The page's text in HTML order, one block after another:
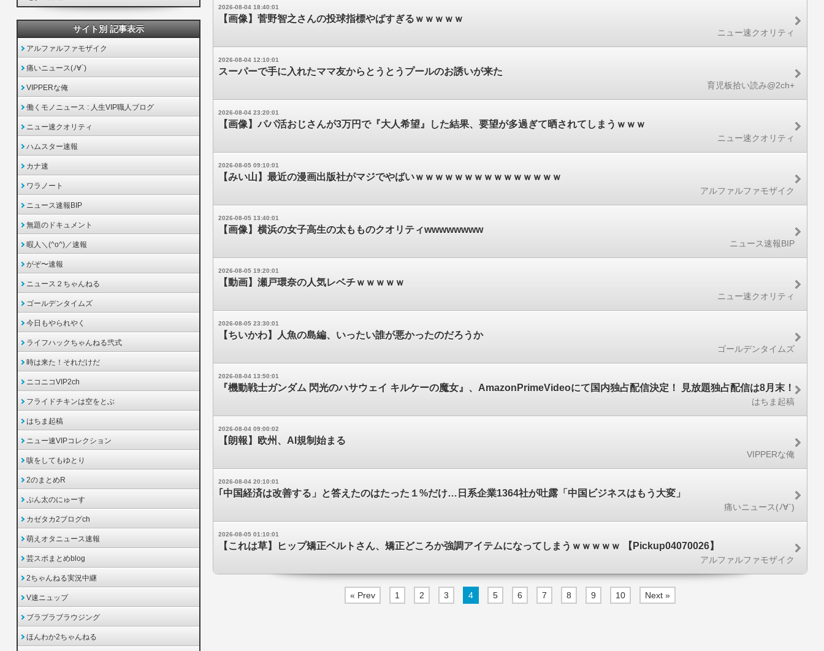
2026-08-04 18:40:01
【画像】菅野智之さんの投球指標やばすぎるｗｗｗｗｗ
ニュー速クオリティ
2026-08-04 12:10:01
スーパーで手に入れたママ友からとうとうプールのお誘いが来た
育児板拾い読み@2ch+
2026-08-04 23:20:01
【画像】パパ活おじさんが3万円で『大人希望』した結果、要望が多過ぎて晒されてしまうｗｗｗ
ニュー速クオリティ
2026-08-05 09:10:01
【みい山】最近の漫画出版社がマジでやばいｗｗｗｗｗｗｗｗｗｗｗｗｗｗｗ
アルファルファモザイク
2026-08-05 13:40:01
【画像】横浜の女子高生の太もものクオリティwwwwwwww
ニュース速報BIP
2026-08-05 19:20:01
【動画】瀬戸環奈の人気レベチｗｗｗｗｗ
ニュー速クオリティ
2026-08-05 23:30:01
【ちいかわ】人魚の島編、いったい誰が悪かったのだろうか
ゴールデンタイムズ
2026-08-04 13:50:01
『機動戦士ガンダム 閃光のハサウェイ キルケーの魔女』、AmazonPrimeVideoにて国内独占配信決定！ 見放題独占配信は8月末！
はちま起稿
2026-08-04 09:00:02
【朗報】欧州、AI規制始まる
VIPPERな俺
2026-08-04 20:10:01
｢中国経済は改善する」と答えたのはたった１%だけ…日系企業1364社が吐露「中国ビジネスはもう大変」
痛いニュース(ﾉ∀`)
2026-08-05 01:10:01
【これは草】ヒップ矯正ベルトさん、矯正どころか強調アイテムになってしまうｗｗｗｗｗ 【Pickup04070026】
アルファルファモザイク
« Prev 1 2 3 4 5 6 7 8 9 10 Next »
サイト別 記事表示
アルファルファモザイク
痛いニュース(ﾉ∀`)
VIPPERな俺
働くモノニュース : 人生VIP職人ブログ
ニュー速クオリティ
ハムスター速報
カナ速
ワラノート
ニュース速報BIP
無題のドキュメント
暇人＼(^o^)／速報
がぞ〜速報
ニュース２ちゃんねる
ゴールデンタイムズ
今日もやられやく
ライフハックちゃんねる弐式
時は来た！それだけだ
ニコニコVIP2ch
フライドチキンは空をとぶ
はちま起稿
ニュー速VIPコレクション
咳をしてもゆとり
2のまとめR
ぷん太のにゅーす
カゼタカ2ブログch
萌えオタニュース速報
芸スポまとめblog
2ちゃんねる実況中継
V速ニュップ
ブラブラブラウジング
ほんわか2ちゃんねる